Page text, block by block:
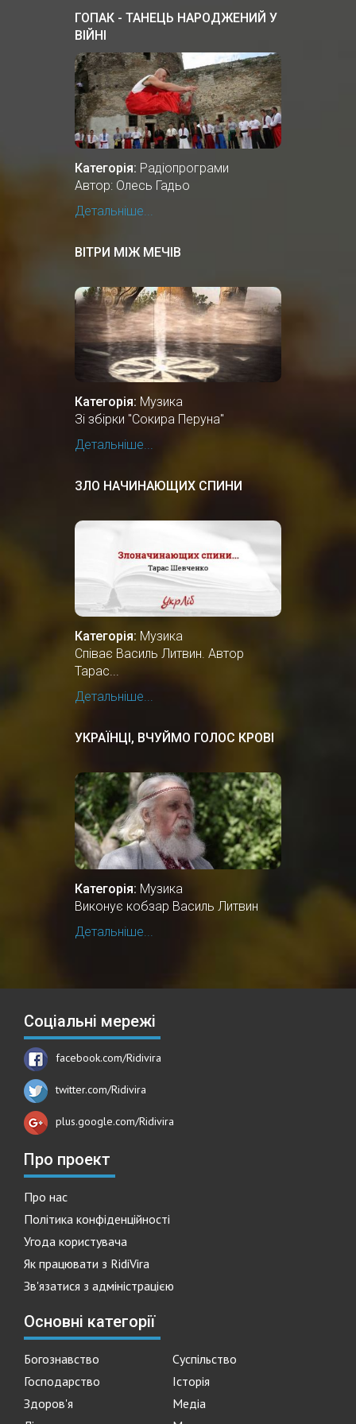
ГОПАК - ТАНЕЦЬ НАРОДЖЕНИЙ У
ВІЙНІ
Категорія: Радіопрограми
Автор: Олесь Гадьо
Детальніше...
ВІТРИ МІЖ МЕЧІВ
Категорія: Музика
Зі збірки "Сокира Перуна"
Детальніше...
ЗЛО НАЧИНАЮЩИХ СПИНИ
Категорія: Музика
Співає Василь Литвин. Автор
Тарас...
Детальніше...
УКРАЇНЦІ, ВЧУЙМО ГОЛОС КРОВІ
Категорія: Музика
Виконує кобзар Василь Литвин
Детальніше...
Соціальні мережі
facebook.com/Ridivira
twitter.com/Ridivira
plus.google.com/Ridivira
Про проект
Про нас
Політика конфіденційності
Угода користувача
Як працювати з RidiVira
Зв'язатися з адміністрацією
Основні категорії
Богознавство
Суспільство
Господарство
Історія
Здоров'я
Медіа